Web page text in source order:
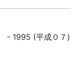
- 1995 (平成０７)